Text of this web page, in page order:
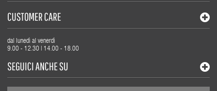
CUSTOMER CARE
dal lunedì al venerdì
9.00 - 12.30 | 14.00 - 18.00
SEGUICI ANCHE SU